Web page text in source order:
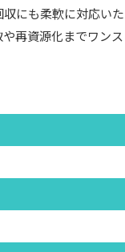
にも柔軟に対応い
再資源化までワン